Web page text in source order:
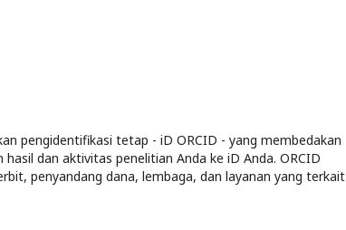
pengidentifikasi tetap - iD ORCID - yang membedakan
dan aktivitas penelitian Anda ke iD Anda. ORCID
penyandang dana, lembaga, dan layanan yang terkait